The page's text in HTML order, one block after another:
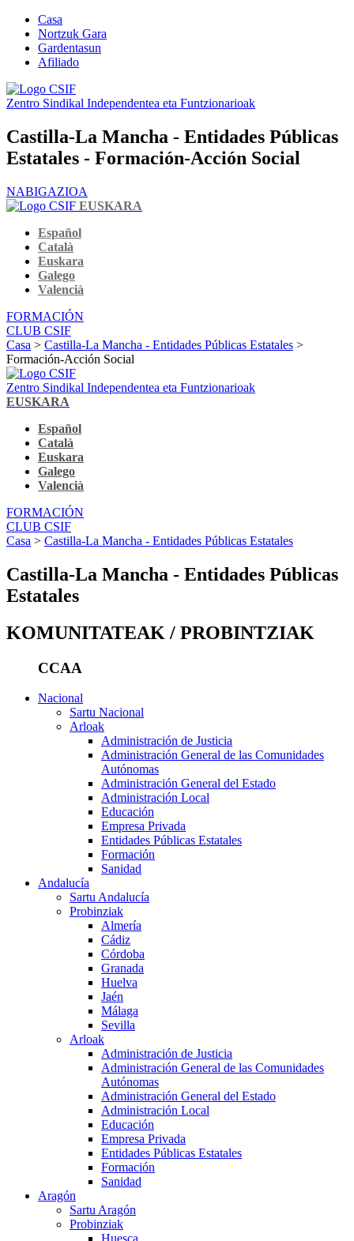
Casa
Nortzuk Gara
Gardentasun
Afiliado
Zentro Sindikal Independentea eta Funtzionarioak
Castilla-La Mancha - Entidades Públicas
Estatales - Formación-Acción Social
NABIGAZIOA
EUSKARA
Español
Català
Euskara
Galego
Valencià
FORMACIÓN
CLUB CSIF
Casa > Castilla-La Mancha - Entidades Públicas Estatales >
Formación-Acción Social
Zentro Sindikal Independentea eta Funtzionarioak
EUSKARA
Español
Català
Euskara
Galego
Valencià
FORMACIÓN
CLUB CSIF
Casa > Castilla-La Mancha - Entidades Públicas Estatales
Castilla-La Mancha - Entidades Públicas
Estatales
KOMUNITATEAK / PROBINTZIAK
CCAA
Nacional
Sartu Nacional
Arloak
Administración de Justicia
Administración General de las Comunidades
Autónomas
Administración General del Estado
Administración Local
Educación
Empresa Privada
Entidades Públicas Estatales
Formación
Sanidad
Andalucía
Sartu Andalucía
Probinziak
Almería
Cádiz
Córdoba
Granada
Huelva
Jaén
Málaga
Sevilla
Arloak
Administración de Justicia
Administración General de las Comunidades
Autónomas
Administración General del Estado
Administración Local
Educación
Empresa Privada
Entidades Públicas Estatales
Formación
Sanidad
Aragón
Sartu Aragón
Probinziak